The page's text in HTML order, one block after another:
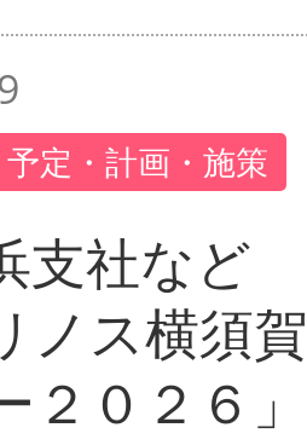
予定・計画・施策
支社など
ノス横須
２０２６」